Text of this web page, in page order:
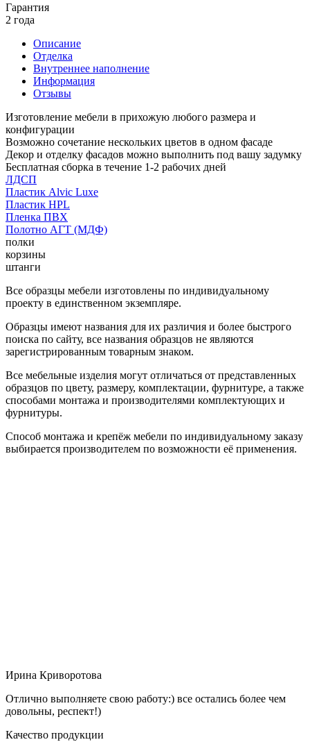
Гарантия
2 года
Описание
Отделка
Внутреннее наполнение
Информация
Отзывы
Изготовление мебели в прихожую любого размера и
конфигурации
Возможно сочетание нескольких цветов в одном фасаде
Декор и отделку фасадов можно выполнить под вашу задумку
Бесплатная сборка в течение 1-2 рабочих дней
ЛДСП
Пластик Alvic Luxe
Пластик HPL
Пленка ПВХ
Полотно АГТ (МДФ)
полки
корзины
штанги
Все образцы мебели изготовлены по индивидуальному
проекту в единственном экземпляре.
Образцы имеют названия для их различия и более быстрого
поиска по сайту, все названия образцов не являются
зарегистрированным товарным знаком.
Все мебельные изделия могут отличаться от представленных
образцов по цвету, размеру, комплектации, фурнитуре, а также
способами монтажа и производителями комплектующих и
фурнитуры.
Способ монтажа и крепёж мебели по индивидуальному заказу
выбирается производителем по возможности её применения.
Ирина Криворотова
Отлично выполняете свою работу:) все остались более чем
довольны, респект!)
Качество продукции